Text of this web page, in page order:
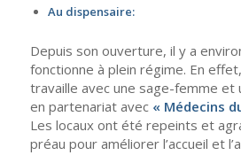
Au dispensaire:
Depuis son ouverture, il y a
fonctionne à plein régime. En
travaille avec une sage-femme et
en partenariat avec « Médecins
Les locaux ont été repeints et
préau pour améliorer l’accueil et